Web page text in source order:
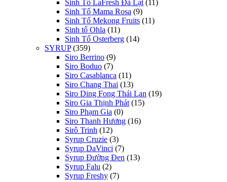
Sinh Tố LaFresh Đà Lạt (11)
Sinh Tố Mama Rosa (9)
Sinh Tố Mekong Fruits (11)
Sinh tố Ohla (11)
Sinh Tố Osterberg (14)
SYRUP (359)
Siro Berrino (9)
Siro Boduo (7)
Siro Casablanca (11)
Siro Chang Thai (13)
Siro Ding Fong Thái Lan (19)
Siro Gia Thịnh Phát (15)
Siro Phạm Gia (0)
Siro Thanh Hương (16)
Sirô Trinh (12)
Syrup Cruzie (3)
Syrup DaVinci (7)
Syrup Đường Đen (13)
Syrup Falu (2)
Syrup Freshy (7)